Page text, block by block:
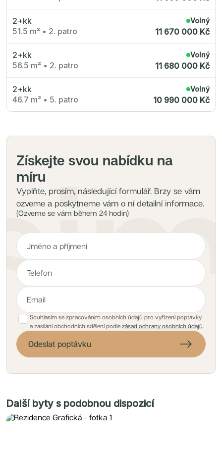
2+kk
51.5 m² • 2. patro
Volný
11 670 000 Kč
2+kk
56.5 m² • 2. patro
Volný
11 680 000 Kč
2+kk
46.7 m² • 5. patro
Volný
10 990 000 Kč
Získejte svou nabídku na
míru
Vyplňte, prosím, následující formulář. Brzy se vám
ozveme a poskytneme vám o ní detailní informace.
(Ozveme se vám během 24 hodin)
Souhlasím se zpracováním osobních údajů pro vyřízení poptávky
a zasílání obchodních sdělení podle zásad ochrany osobních údajů.
Odeslat poptávku
Další byty s podobnou dispozicí